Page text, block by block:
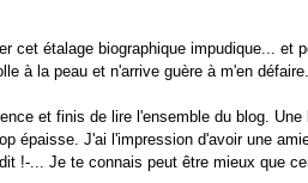
cet étalage biographique impudique... et
à la peau et n'arrive guère à m'en défaire.
et finis de lire l'ensemble du blog. Une
épaisse. J'ai l'impression d'avoir une
!-... Je te connais peut être mieux que